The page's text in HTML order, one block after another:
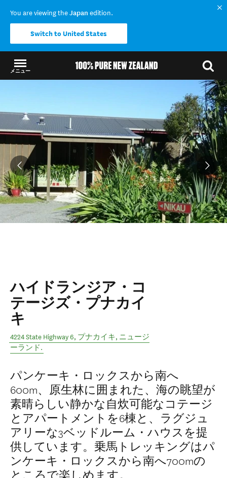
You are viewing theJapan edition.
Switch to United States
メニュー
ハイドランジア・コ
テージズ・プナカイ
キ
4224 State Highway 6, プナカイキ, ニュージ
ーランド.
パンケーキ・ロックスから南へ
600m、原生林に囲まれた、海の眺望が
素晴らしい静かな自炊可能なコテージ
とアパートメントを6棟と、ラグジュ
アリーな3ベッドルーム・ハウスを提
供しています。乗馬トレッキングはパ
ンケーキ・ロックスから南へ700mの
ところで楽しめます。